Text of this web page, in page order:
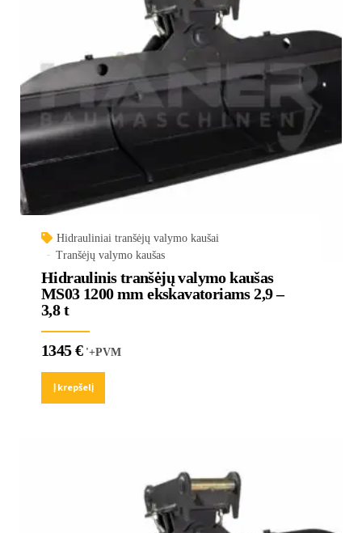
Hidrauliniai tranšėjų valymo kaušai
Tranšėjų valymo kaušas
Hidraulinis tranšėjų valymo kaušas
MS03 1200 mm ekskavatoriams 2,9 –
3,8 t
1345€'+PVM
Į krepšelį